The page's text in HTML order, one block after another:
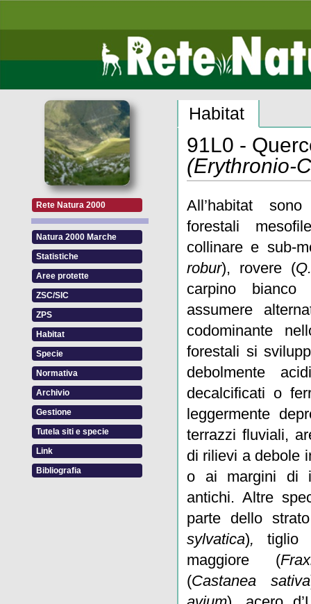
Rete Natura 2000
Natura 2000 Marche
Statistiche
Aree protette
ZSC/SIC
ZPS
Habitat
Specie
Normativa
Archivio
Gestione
Tutela siti e specie
Link
Bibliografia
Habitat
91L0 -
(Erythronio-
All’habitat
forestali
collinare e sub-
robur), rovere (
carpino bianco
assumere
codominante
forestali si
debolmente
decalcificati o
leggermente
terrazzi fluviali,
di rilievi a debole
o ai margini di
antichi. Altre
parte dello
sylvatica),tiglio
maggiore (
(Castanea sativa